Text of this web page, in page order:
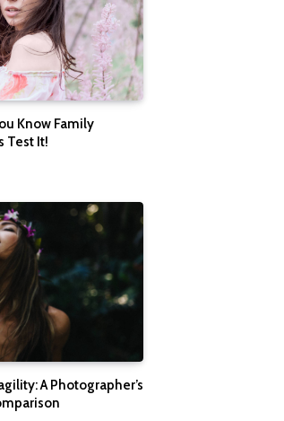
Know Family
Test It!
A Photographer’s